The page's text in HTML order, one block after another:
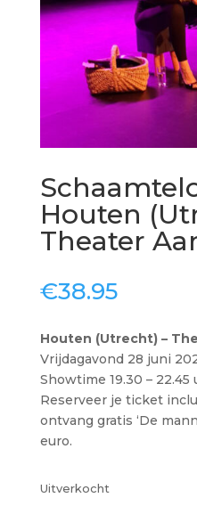
Houten
Theater
€38.95
Houten (Utrecht) –
Vrijdagavond 28 juni
Showtime 19.30 – 22.45
Reserveer je ticket
ontvang gratis ‘De
euro.
Uitverkocht